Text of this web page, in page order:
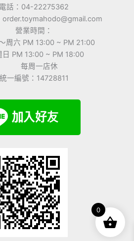
電話：04-22275362
order.toymahodo@gmail.com
營業時間：
周六 PM 13:00 ~ PM 21:00
日 PM 13:00 ~ PM 18:00
每周一店休
統一編號：14728811
0